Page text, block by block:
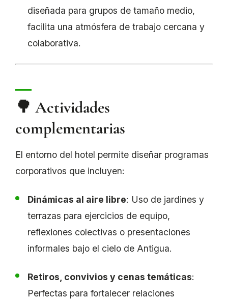
diseñada para grupos de tamaño medio,
facilita una atmósfera de trabajo cercana y
colaborativa.
🌳 Actividades
complementarias
El entorno del hotel permite diseñar programas
corporativos que incluyen:
Dinámicas al aire libre: Uso de jardines y
terrazas para ejercicios de equipo,
reflexiones colectivas o presentaciones
informales bajo el cielo de Antigua.
Retiros, convivios y cenas temáticas:
Perfectas para fortalecer relaciones